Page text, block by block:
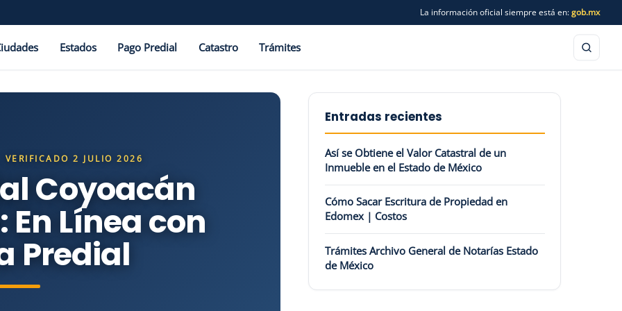
La información oficial siempre está en:gob.mx
Estados Pago Predial Catastro Trámites
VERIFICADO 2 JULIO 2026
Coyoacán
En Línea con
Predial
Entradas recientes
Así se Obtiene el Valor Catastral de un
Inmueble en el Estado de México
Cómo Sacar Escritura de Propiedad en
Edomex | Costos
Trámites Archivo General de Notarías Estado
de México